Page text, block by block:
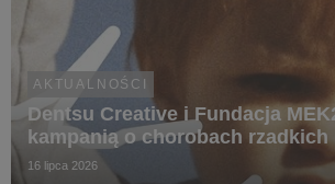
AKTUALNOŚCI
Dentsu Creative i Fundacja
kampanią o chorobach rzadkich
16 lipca 2026